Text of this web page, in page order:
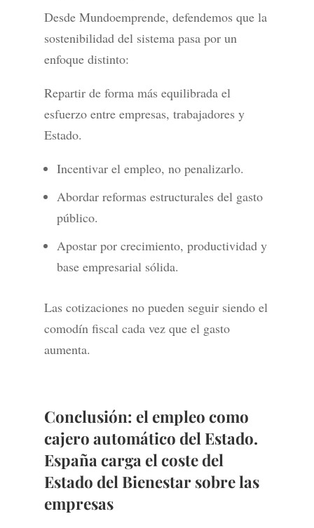
Desde Mundoemprende, defendemos que la
sostenibilidad del sistema pasa por un
enfoque distinto:
Repartir de forma más equilibrada el
esfuerzo entre empresas, trabajadores y
Estado.
Incentivar el empleo, no penalizarlo.
Abordar reformas estructurales del gasto
público.
Apostar por crecimiento, productividad y
base empresarial sólida.
Las cotizaciones no pueden seguir siendo el
comodín fiscal cada vez que el gasto
aumenta.
Conclusión: el empleo como
cajero automático del Estado.
España carga el coste del
Estado del Bienestar sobre las
empresas